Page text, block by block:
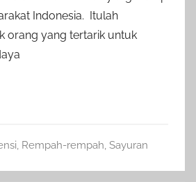
Indonesia. Itulah
orang yang tertarik untuk
, Rempah-rempah, Sayuran